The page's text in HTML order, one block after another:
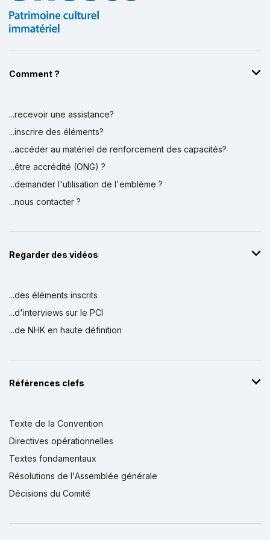
Comment ?
...recevoir une assistance?
...inscrire des éléments?
...accéder au matériel de renforcement des capacités?
...être accrédité (ONG) ?
...demander l'utilisation de l'emblème ?
...nous contacter ?
Regarder des vidéos
...des éléments inscrits
...d'interviews sur le PCI
...de NHK en haute définition
Références clefs
Texte de la Convention
Directives opérationnelles
Textes fondamentaux
Résolutions de l'Assemblée générale
Décisions du Comité